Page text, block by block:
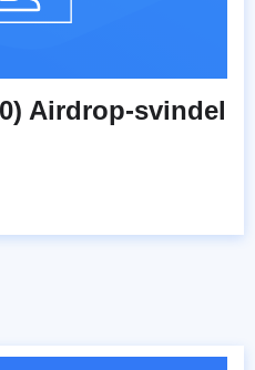
Airdrop-svindel